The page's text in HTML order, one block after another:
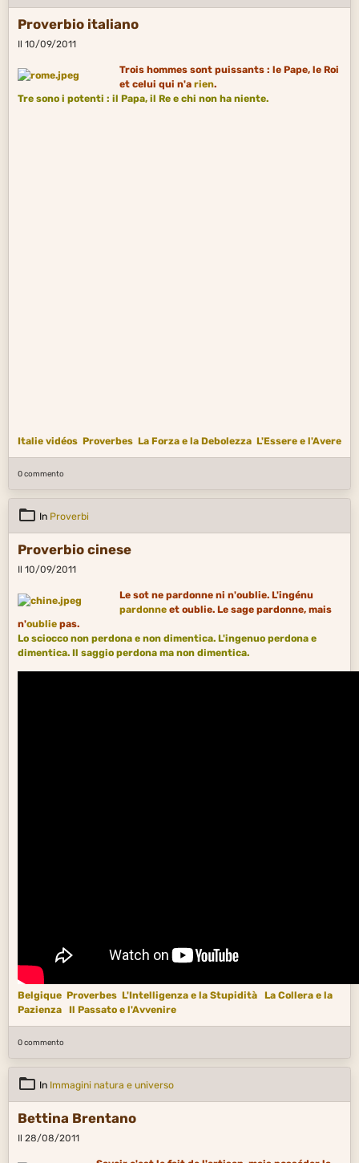
Proverbio italiano
Il 10/09/2011
Trois hommes sont puissants : le Pape, le Roi
et celui qui n'a rien.
Tre sono i potenti : il Papa, il Re e chi non ha niente.
Italie vidéos Proverbes La Forza e la Debolezza L'Essere e l'Avere
0 commento
In Proverbi
Proverbio cinese
Il 10/09/2011
Le sot ne pardonne ni n'oublie. L'ingénu
pardonneet oublie. Le sage pardonne, mais
n'oubliepas.
Lo sciocconon perdona e non dimentica. L'ingenuo perdonae
dimentica. Il saggio perdona ma non dimentica.
Belgique Proverbes L'Intelligenza e la Stupidità
La Collera e la
Pazienza
Il Passato e l'Avvenire
0 commento
In Immagini natura e universo
Bettina Brentano
Il 28/08/2011